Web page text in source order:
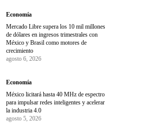
Economía
Mercado Libre supera los 10 mil millones
de dólares en ingresos trimestrales con
México y Brasil como motores de
crecimiento
agosto 6, 2026
Economía
México licitará hasta 40 MHz de espectro
para impulsar redes inteligentes y acelerar
la industria 4.0
agosto 5, 2026